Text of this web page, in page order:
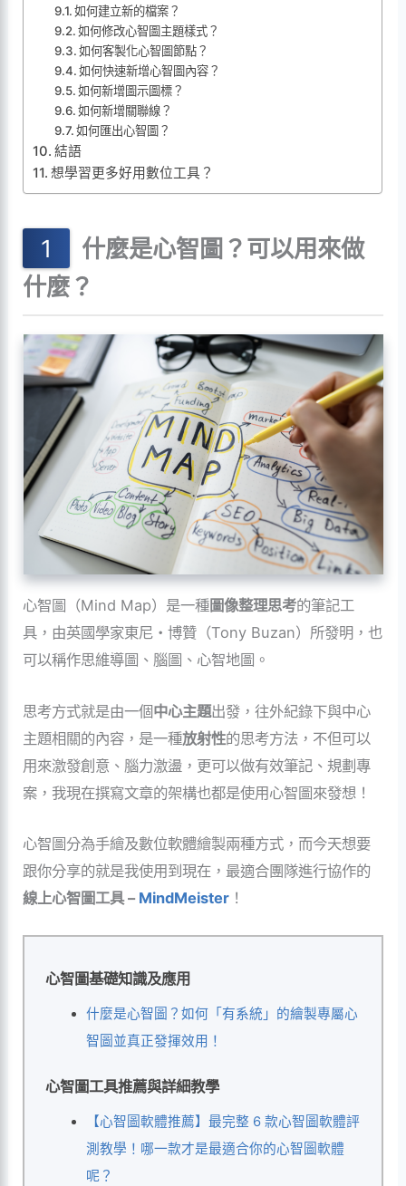
如何建立新的檔案？
如何修改心智圖主題樣式？
如何客製化心智圖節點？
如何快速新增心智圖內容？
如何新增圖示圖標？
如何新增關聯線？
如何匯出心智圖？
結語
想學習更多好用數位工具？
什麼是心智圖？可以用來做
什麼？
心智圖（Mind Map）是一種圖像整理思考的筆記工
具，由英國學家東尼・博贊（Tony Buzan）所發明，也
可以稱作思維導圖、腦圖、心智地圖。
思考方式就是由一個中心主題出發，往外紀錄下與中心
主題相關的內容，是一種放射性的思考方法，不但可以
用來激發創意、腦力激盪，更可以做有效筆記、規劃專
案，我現在撰寫文章的架構也都是使用心智圖來發想！
心智圖分為手繪及數位軟體繪製兩種方式，而今天想要
跟你分享的就是我使用到現在，最適合團隊進行協作的
線上心智圖工具 – MindMeister ！
心智圖基礎知識及應用
什麼是心智圖？如何「有系統」的繪製專屬心
智圖並真正發揮效用！
心智圖工具推薦與詳細教學
【心智圖軟體推薦】最完整 6 款心智圖軟體評
測教學！哪一款才是最適合你的心智圖軟體
呢？